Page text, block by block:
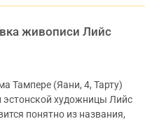
живописи Лийс
Тампере (Яани, 4, Тарту)
художницы Лийс
понятно из названия,